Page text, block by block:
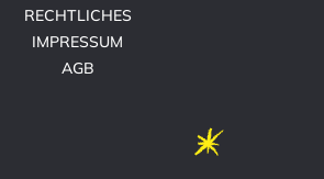
RECHTLICHES
IMPRESSUM
AGB